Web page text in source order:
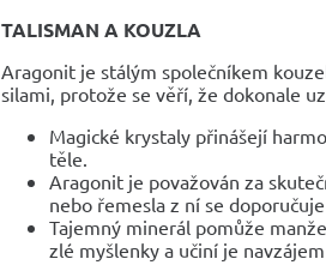
TALISMAN A KOUZLA
Aragonit je stálým společníkem
silami, protože se věří, že dokonale
Magické krystaly přinášejí
těle.
Aragonit je považován za
nebo řemesla z ní se
Tajemný minerál pomůže
zlé myšlenky a učiní je